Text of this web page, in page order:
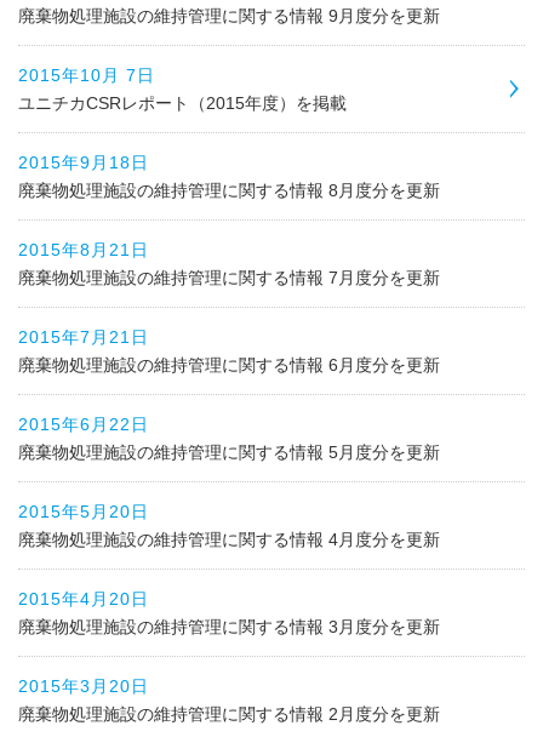
廃棄物処理施設の維持管理に関する情報 9月度分を更新
2015年10月 7日
ユニチカCSRレポート（2015年度）を掲載
2015年9月18日
廃棄物処理施設の維持管理に関する情報 8月度分を更新
2015年8月21日
廃棄物処理施設の維持管理に関する情報 7月度分を更新
2015年7月21日
廃棄物処理施設の維持管理に関する情報 6月度分を更新
2015年6月22日
廃棄物処理施設の維持管理に関する情報 5月度分を更新
2015年5月20日
廃棄物処理施設の維持管理に関する情報 4月度分を更新
2015年4月20日
廃棄物処理施設の維持管理に関する情報 3月度分を更新
2015年3月20日
廃棄物処理施設の維持管理に関する情報 2月度分を更新